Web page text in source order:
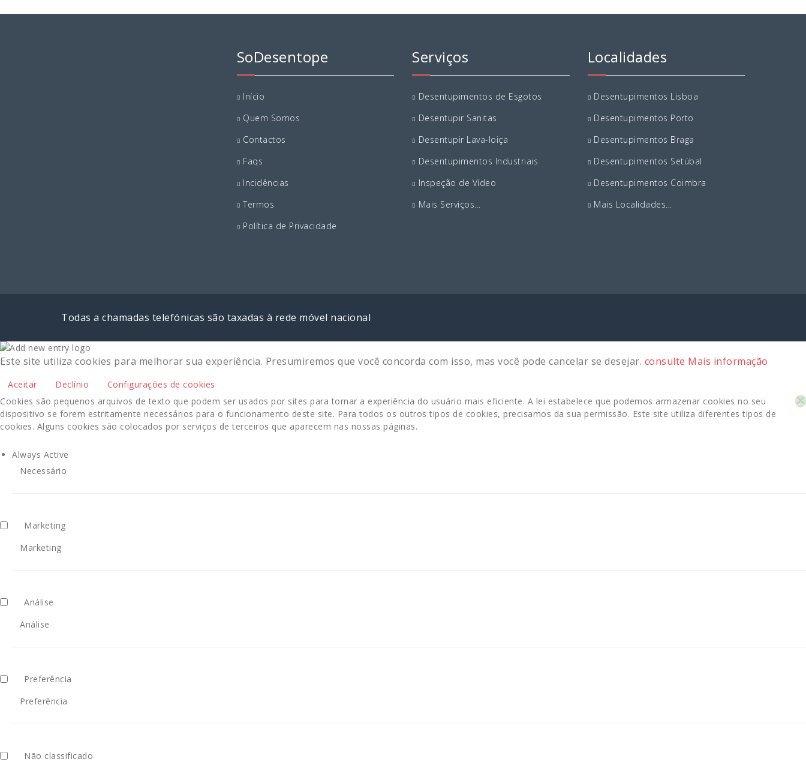
SoDesentope
Início
Quem Somos
Contactos
Faqs
Incidências
Termos
Política de Privacidade
Serviços
Desentupimentos de Esgotos
Desentupir Sanitas
Desentupir Lava-loiça
Desentupimentos Industriais
Inspeção de Vídeo
Mais Serviços…
Localidades
Desentupimentos Lisboa
Desentupimentos Porto
Desentupimentos Braga
Desentupimentos Setúbal
Desentupimentos Coimbra
Mais Localidades…
Todas a chamadas telefónicas são taxadas à rede móvel nacional
Este site utiliza cookies para melhorar sua experiência. Presumiremos que você concorda com isso, mas você pode cancelar se desejar. consulte Mais informação
Aceitar Declínio Configurações de cookies
✕
Cookies são pequenos arquivos de texto que podem ser usados ​​por sites para tornar a experiência do usuário mais eficiente. A lei estabelece que podemos armazenar cookies no seu
dispositivo se forem estritamente necessários para o funcionamento deste site. Para todos os outros tipos de cookies, precisamos da sua permissão. Este site utiliza diferentes tipos de
cookies. Alguns cookies são colocados por serviços de terceiros que aparecem nas nossas páginas.
Always Active
Necessário
Marketing
Marketing
Análise
Análise
Preferência
Preferência
Não classificado